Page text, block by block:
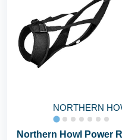
NORTHERN
Northern Howl Power